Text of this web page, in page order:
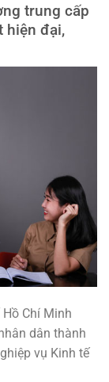
trung cấp
hiện đại,
Chí Minh
dân thành
vụ Kinh tế